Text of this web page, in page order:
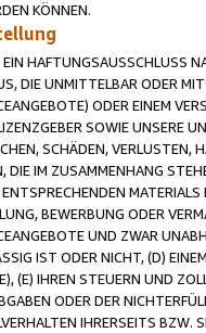
KÖNNEN.
HAFTUNGSAUSSCHLUSS
DIE UNMITTELBAR ODER
ODER EINEM
SOWIE UNSERE
SCHÄDEN, VERLUSTEN,
DIE IM ZUSAMMENHANG
BEWERBUNG ODER
UND ZWAR
IST ODER NICHT, (D)
(E) IHREN STEUERN UND
ODER DER
IHRERSEITS BZW.